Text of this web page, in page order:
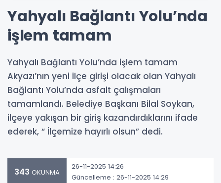
Yahyalı Bağlantı Yolu’nda
işlem tamam
Yahyalı Bağlantı Yolu’nda işlem tamam
Akyazı’nın yeni ilçe girişi olacak olan Yahyalı
Bağlantı Yolu’nda asfalt çalışmaları
tamamlandı. Belediye Başkanı Bilal Soykan,
ilçeye yakışan bir giriş kazandırdıklarını ifade
ederek, “ İlçemize hayırlı olsun” dedi.
343 OKUNMA
26-11-2025 14:26
Güncelleme : 26-11-2025 14:29